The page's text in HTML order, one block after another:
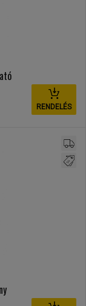
RENDELÉS